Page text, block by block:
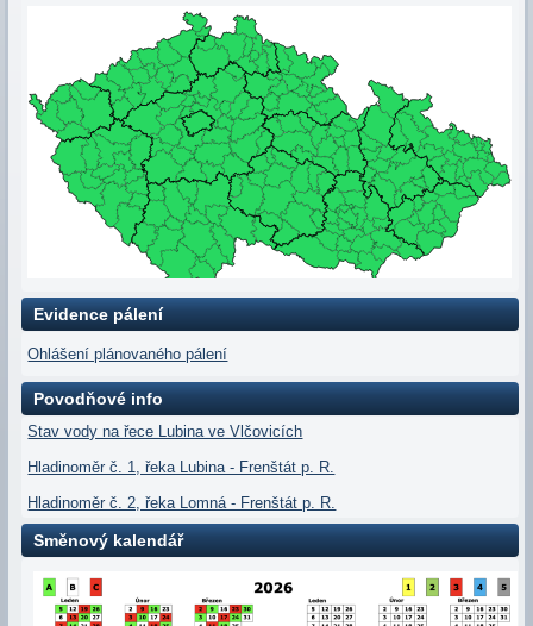
Evidence pálení
Ohlášení plánovaného pálení
Povodňové info
Stav vody na řece Lubina ve Vlčovicích
Hladinoměr č. 1, řeka Lubina - Frenštát p. R.
Hladinoměr č. 2, řeka Lomná - Frenštát p. R.
Směnový kalendář